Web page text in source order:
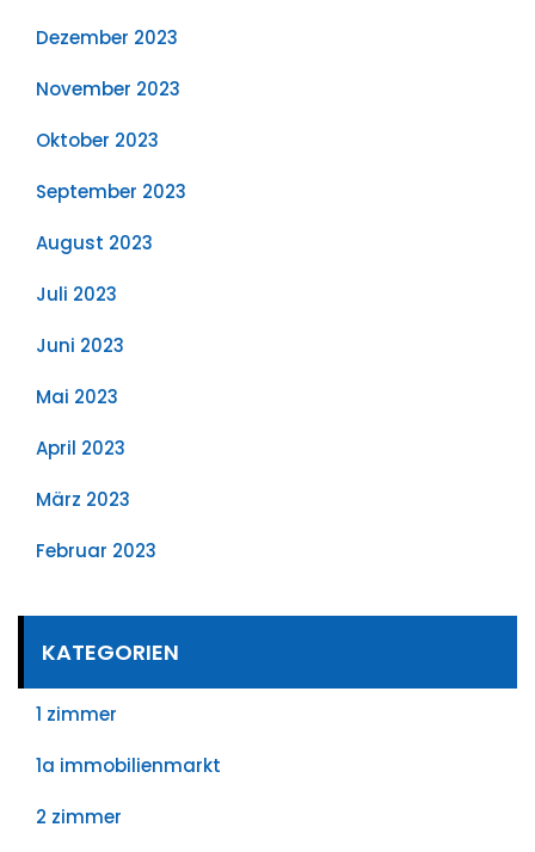
Dezember 2023
November 2023
Oktober 2023
September 2023
August 2023
Juli 2023
Juni 2023
Mai 2023
April 2023
März 2023
Februar 2023
KATEGORIEN
1 zimmer
1a immobilienmarkt
2 zimmer